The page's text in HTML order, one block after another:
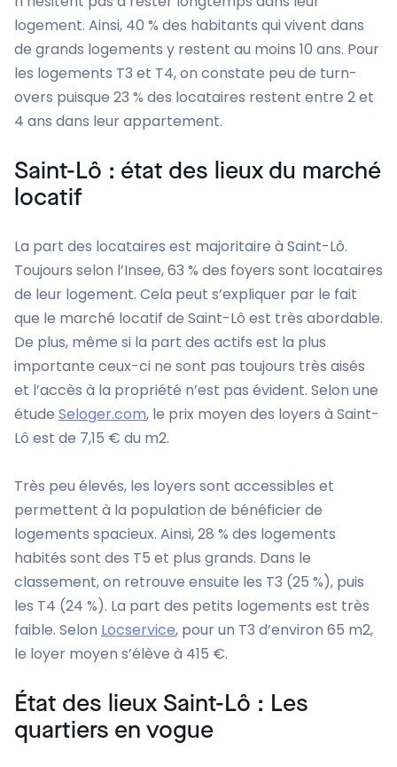
logement. Ainsi, 40 % des habitants qui vivent dans
de grands logements y restent au moins 10 ans. Pour
les logements T3 et T4, on constate peu de turn-
overs puisque 23 % des locataires restent entre 2 et
4 ans dans leur appartement.
Saint-Lô : état des lieux du marché
locatif
La part des locataires est majoritaire à Saint-Lô.
Toujours selon l’Insee, 63 % des foyers sont locataires
de leur logement. Cela peut s’expliquer par le fait
que le marché locatif de Saint-Lô est très abordable.
De plus, même si la part des actifs est la plus
importante ceux-ci ne sont pas toujours très aisés
et l’accès à la propriété n’est pas évident. Selon une
étude Seloger.com, le prix moyen des loyers à Saint-
Lô est de 7,15 € du m2.
Très peu élevés, les loyers sont accessibles et
permettent à la population de bénéficier de
logements spacieux. Ainsi, 28 % des logements
habités sont des T5 et plus grands. Dans le
classement, on retrouve ensuite les T3 (25 %), puis
les T4 (24 %). La part des petits logements est très
faible. Selon Locservice, pour un T3 d’environ 65 m2,
le loyer moyen s’élève à 415 €.
État des lieux Saint-Lô : Les
quartiers en vogue